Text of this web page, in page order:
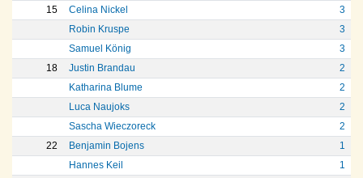
15
Celina Nickel
3
Robin Kruspe
3
Samuel König
3
18
Justin Brandau
2
Katharina Blume
2
Luca Naujoks
2
Sascha Wieczoreck
2
22
Benjamin Bojens
1
Hannes Keil
1